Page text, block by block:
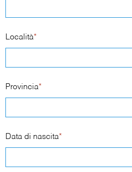
Località*
Provincia*
Data di nascita*